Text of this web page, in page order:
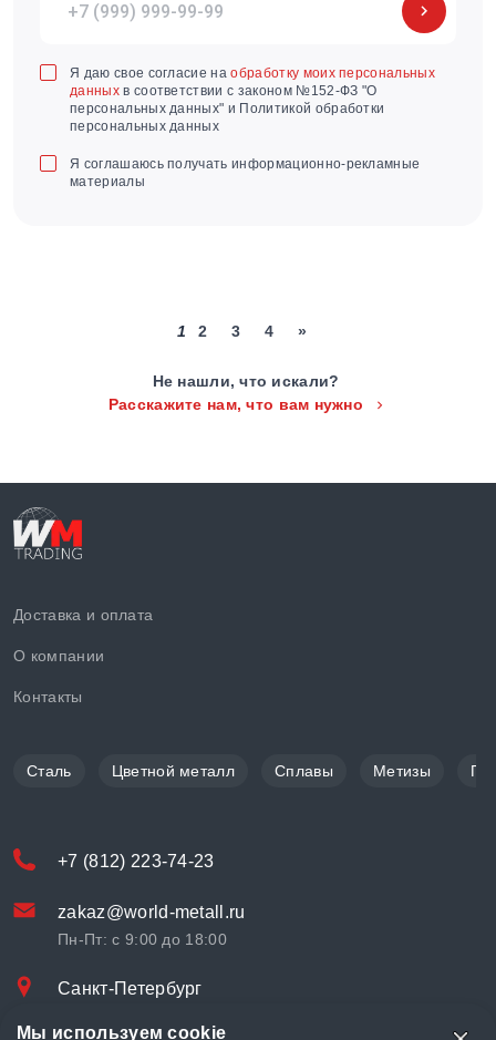
Я даю свое согласие наобработку моих персональных
данныхв соответствии с законом №152-ФЗ "О
персональных данных" и Политикой обработки
персональных данных
Я соглашаюсь получать информационно-рекламные
материалы
1 2 3 4 »
Не нашли, что искали?
Расскажите нам, что вам нужно
Доставка и оплата
О компании
Контакты
Сталь Цветной металл Сплавы Метизы
+7 (812) 223-74-23
zakaz@world-metall.ru
Пн-Пт: с 9:00 до 18:00
Санкт-Петербург
Мы используем cookie